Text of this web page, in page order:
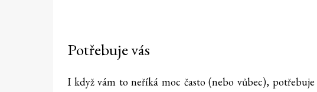
Potřebuje vás
I když vám to neříká moc často (nebo vůbec),